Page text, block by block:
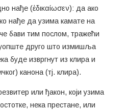
нађе (ἐδικαίωσεν): да ако
нађе да узима камате на
бави тим послом, тражећи
друго што измишља
буде извргнут из клира и
канона (тј. клира).
или ђакон, који узима
нека престане, или